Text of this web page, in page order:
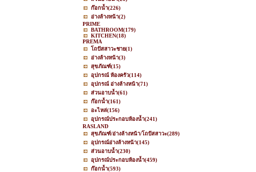
ก๊อกน้ำ(226)
อ่างล้างหน้า(2)
PRIME
BATHROOM(179)
KITCHEN(18)
PREMA
โถปัสสาวะชาย(1)
อ่างล้างหน้า(3)
สุขภัณฑ์(15)
อุปกรณ์ ห้องครัว(114)
อุปกรณ์ อ่างล้างหน้า(71)
ส่วนอาบน้ำ(61)
ก๊อกน้ำ(161)
อะไหล่(156)
อุปกรณ์ประกอบห้องน้ำ(241)
RASLAND
สุขภัณฑ์/อ่างล้างหน้า/โถปัสสาวะ(289)
อุปกรณ์อ่างล้างหน้า(145)
ส่วนอาบน้ำ(230)
อุปกรณ์ประกอบห้องน้ำ(459)
ก๊อกน้ำ(593)